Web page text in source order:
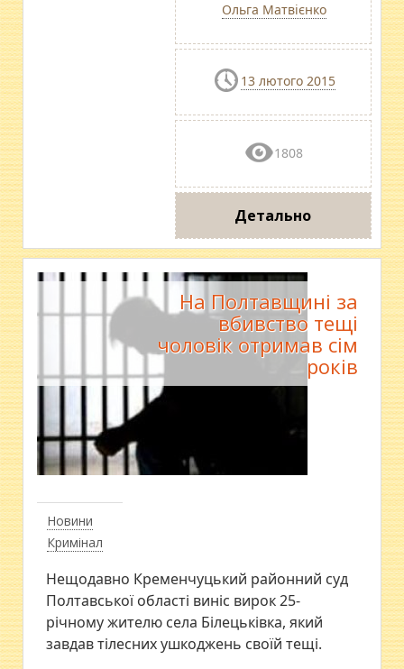
Ольга Матвієнко
13 лютого 2015
1808
Детально
Новини
Кримінал
На Полтавщині за
вбивство тещі
чоловік отримав сім
років
Нещодавно Кременчуцький районний суд
Полтавської області виніс вирок 25-
річному жителю села Білецьківка, який
завдав тілесних ушкоджень своїй тещі.